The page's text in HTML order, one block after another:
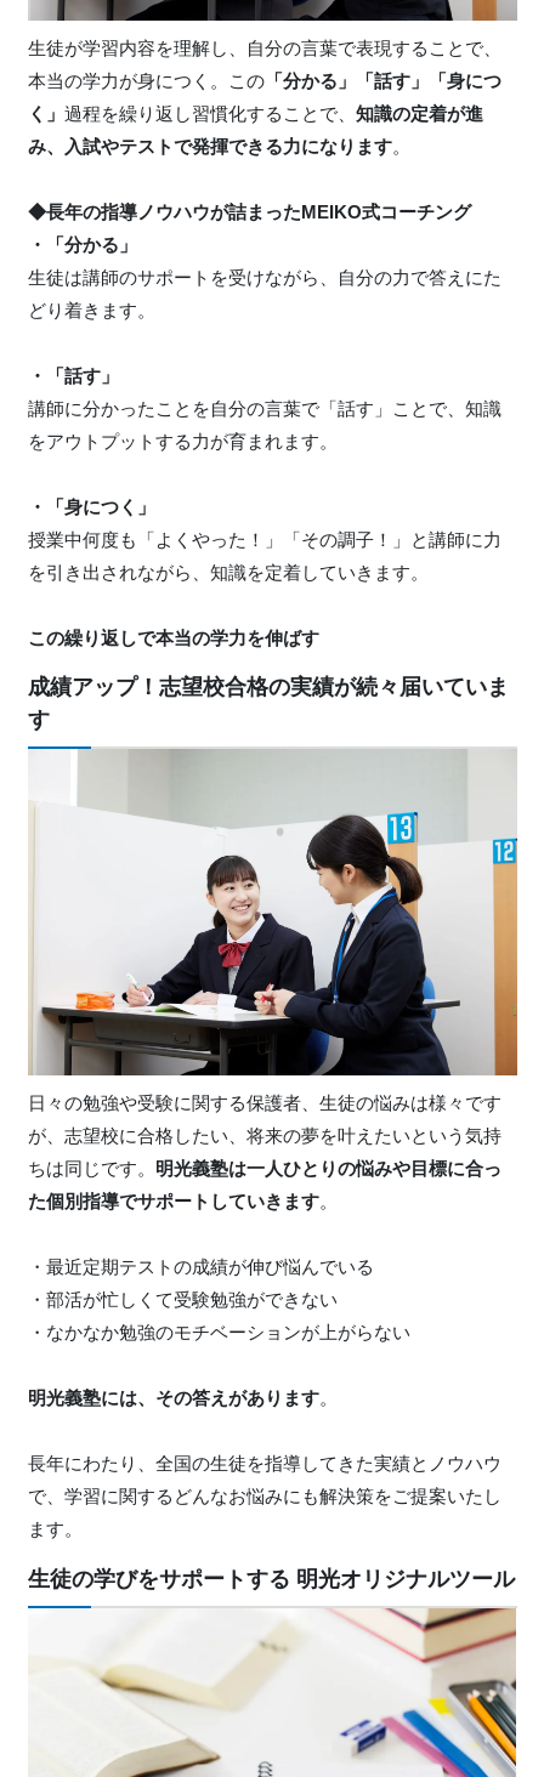
生徒が学習内容を理解し、自分の言葉で表現することで、
本当の学力が身につく。この「分かる」「話す」「身につ
く」 過程を繰り返し習慣化することで、 知識の定着が進
み、入試やテストで発揮できる力になります。
◆長年の指導ノウハウが詰まったMEIKO式コーチング
・「分かる」
生徒は講師のサポートを受けながら、自分の力で答えにた
どり着きます。
・「話す」
講師に分かったことを自分の言葉で「話す」ことで、知識
をアウトプットする力が育まれます。
・「身につく」
授業中何度も「よくやった！」「その調子！」と講師に力
を引き出されながら、知識を定着していきます。
この繰り返しで本当の学力を伸ばす
成績アップ！志望校合格の実績が続々届いていま
す
日々の勉強や受験に関する保護者、生徒の悩みは様々です
が、志望校に合格したい、将来の夢を叶えたいという気持
ちは同じです。 明光義塾は一人ひとりの悩みや目標に合っ
た個別指導でサポートしていきます。
・最近定期テストの成績が伸び悩んでいる
・部活が忙しくて受験勉強ができない
・なかなか勉強のモチベーションが上がらない
明光義塾には、その答えがあります。
長年にわたり、全国の生徒を指導してきた実績とノウハウ
で、学習に関するどんなお悩みにも解決策をご提案いたし
ます。
生徒の学びをサポートする 明光オリジナルツール